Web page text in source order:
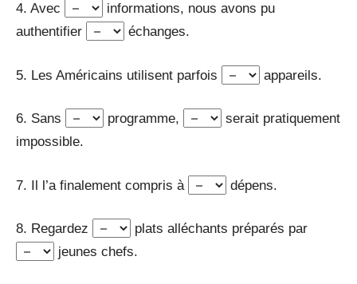
4. Avec
informations, nous avons pu
authentifier
échanges.
5. Les Américains utilisent parfois appareils.
6. Sans programme,
serait pratiquement
impossible.
7. Il l’a finalement compris à dépens.
8. Regardez
plats alléchants préparés par
jeunes chefs.